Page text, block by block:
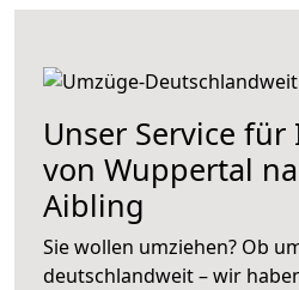
Unser Service
von Wuppertal
Aibling
Sie wollen umziehen? Ob
deutschlandweit – wir